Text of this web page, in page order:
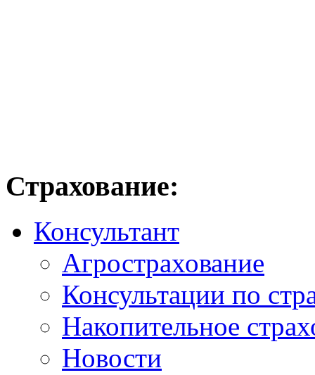
Страхование:
Консультант
Агрострахование
Консультации по
Накопительное
Новости